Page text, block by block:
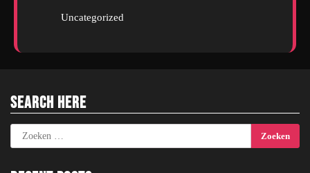
Uncategorized
Search Here
Zoeken
naar: